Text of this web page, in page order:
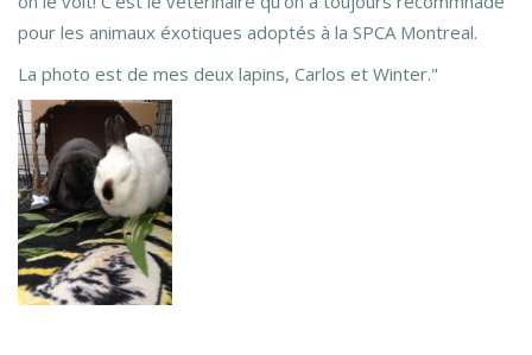
pour les animaux éxotiques adoptés à la SPCA Montreal.
La photo est de mes deux lapins, Carlos et Winter."